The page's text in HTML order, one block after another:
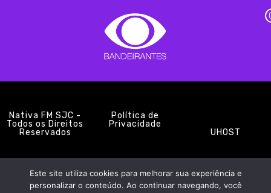
Nativa FM SJC -
Todos os Direitos
Reservados
Política de
Privacidade
UHOST
PROMOÇÕES EQUIPE NOTÍCIAS CONTATO
Este site utiliza cookies para melhorar sua experiência e
personalizar o conteúdo. Ao continuar navegando, você